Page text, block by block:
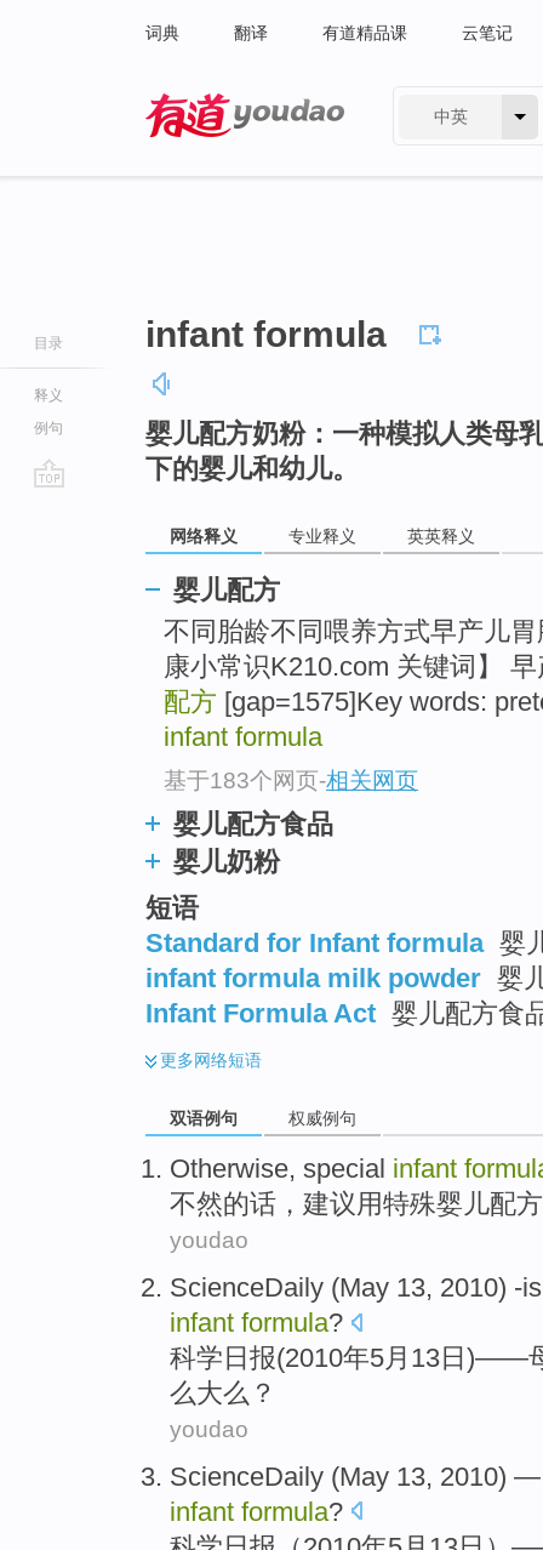
词典 翻译 有道精品课 云笔记
中英
目录
释义
例句
infant formula
婴儿配方奶粉：一种模拟人类母
下的婴儿和幼儿。
网络释义 专业释义 英英释义
婴儿配方
不同胎龄不同喂养方式早产儿
康小常识K210.com 关键词】
配方 [gap=1575]Key words:
infant formula
基于183个网页-相关网页
婴儿配方食品
婴儿奶粉
短语
Standard for Infant formula 婴
infant formula milk powder 婴
Infant Formula Act 婴儿配方食
更多网络短语
双语例句 权威例句
Otherwise, special infant
不然的话 ， 建议用特殊婴儿配方
youdao
ScienceDaily (May 13, 2010) -
infant formula?
科学 日报(2010年5月 13日)——
么大么？
youdao
ScienceDaily (May 13, 2010)
infant formula?